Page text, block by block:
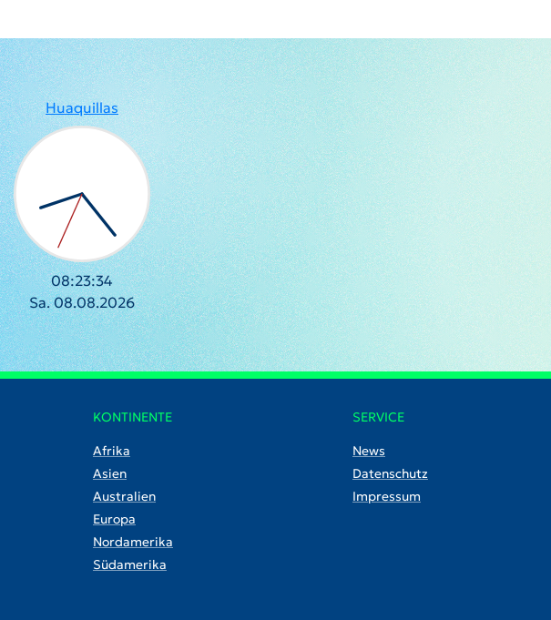
Huaquillas
08:23:35
Sa. 08.08.2026
KONTINENTE
Afrika
Asien
Australien
Europa
Nordamerika
Südamerika
SERVICE
News
Datenschutz
Impressum